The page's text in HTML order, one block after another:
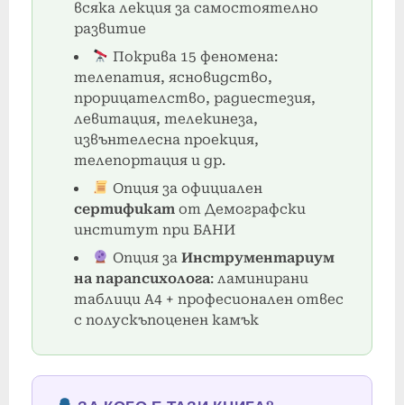
всяка лекция за самостоятелно
развитие
Покрива 15 феномена:
телепатия, ясновидство,
прорицателство, радиестезия,
левитация, телекинеза,
извънтелесна проекция,
телепортация и др.
Опция за официален
сертификат от Демографски
институт при БАНИ
Опция за Инструментариум
на парапсихолога: ламинирани
таблици А4 + професионален отвес
с полускъпоценен камък